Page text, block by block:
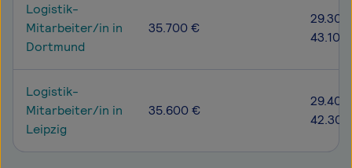
Logistik-
Mitarbeiter/in in
Dortmund
35.700 €
Logistik-
Mitarbeiter/in in
Leipzig
35.600 €